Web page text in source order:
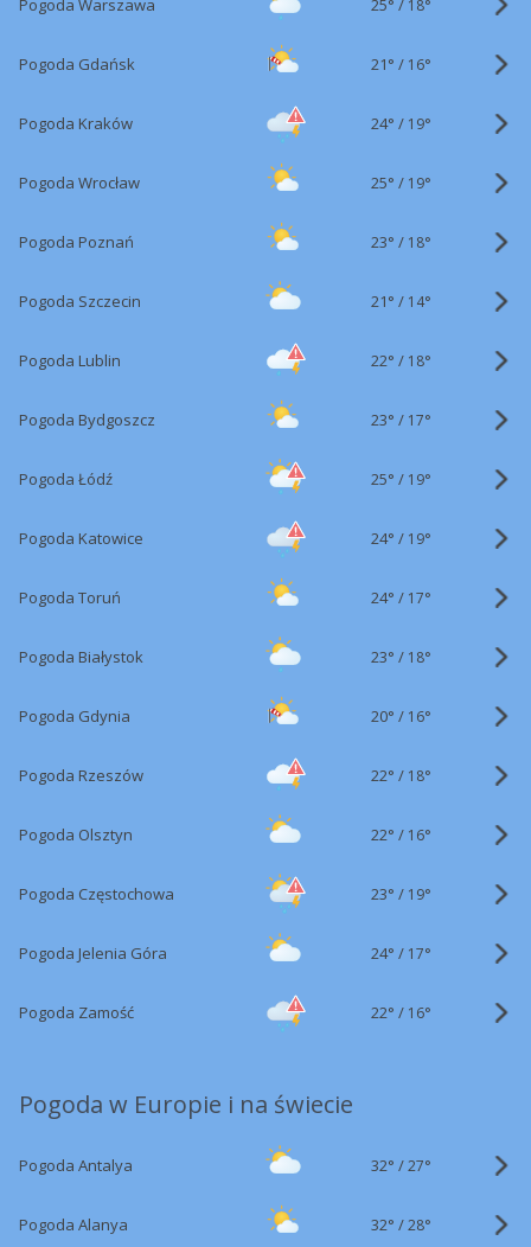
Pogoda Warszawa 18°
Pogoda Gdańsk 21° / 16°
Pogoda Kraków 24° / 19°
Pogoda Wrocław 25° / 19°
Pogoda Poznań 23° / 18°
Pogoda Szczecin 21° / 14°
Pogoda Lublin 22° / 18°
Pogoda Bydgoszcz 23° / 17°
Pogoda Łódź 25° / 19°
Pogoda Katowice 24° / 19°
Pogoda Toruń 24° / 17°
Pogoda Białystok 23° / 18°
Pogoda Gdynia 20° / 16°
Pogoda Rzeszów 22° / 18°
Pogoda Olsztyn 22° / 16°
Pogoda Częstochowa 23° / 19°
Pogoda Jelenia Góra 24° / 17°
Pogoda Zamość 22° / 16°
Pogoda w Europie i na świecie
Pogoda Antalya 32° /27°
Pogoda Alanya 32° /28°